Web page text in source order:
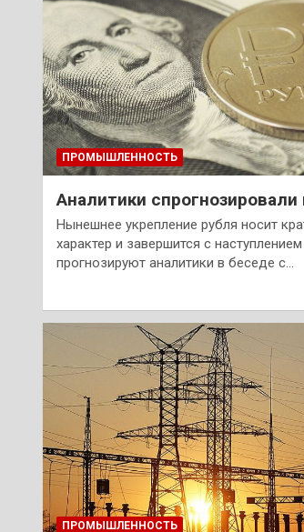
ПРОМЫШЛЕННОСТЬ
Аналитики спрогнозировали
Нынешнее укрепление рубля носит
характер и завершится с
прогнозируют аналитики в беседе с…
ПРОМЫШЛЕННОСТЬ